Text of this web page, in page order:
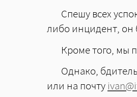
Спешу всех
либо инцидент, он
Кроме того, мы
Однако,
или на почту